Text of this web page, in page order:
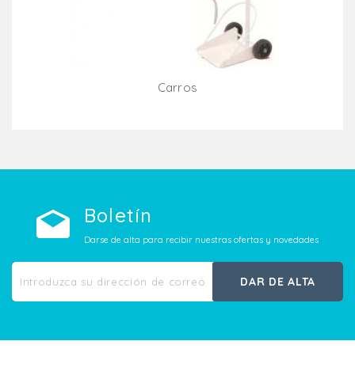
Carros
Boletín
Darse de alta para recibir nuestras ofertas y novedades
DAR DE ALTA